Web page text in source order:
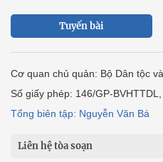
Tuyến bài
Cơ quan chủ quản: Bộ Dân tộc
Số giấy phép: 146/GP-
Tổng biên tập: Nguyễn Văn Bá
Liên hệ tòa soạn